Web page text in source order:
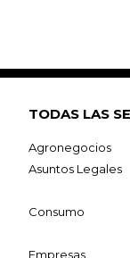
TODAS LAS
Agronegocios
Asuntos Legales
Consumo
Empresas